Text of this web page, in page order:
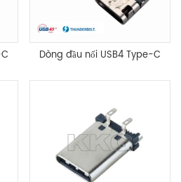
Dòng đầu nối USB4 Type-C